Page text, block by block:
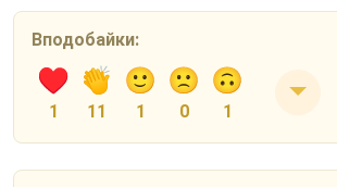
Вподобайки:
1 11 1 0 1